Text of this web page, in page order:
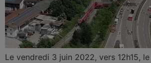
Le vendredi 3 juin 2022, vers 12h15,